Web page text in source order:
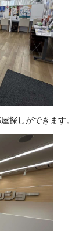
探しができます。